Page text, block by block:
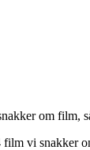
om film,
film vi snakker